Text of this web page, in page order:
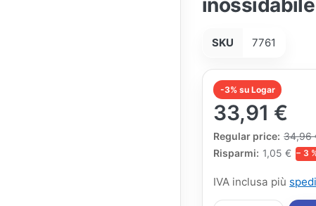
inossidabile
SKU 7761
-3% su Logar
33,91 €
Regular price: 34,96
The Regular Price is
Risparmi: 1,05 € − 3
IVA inclusa più